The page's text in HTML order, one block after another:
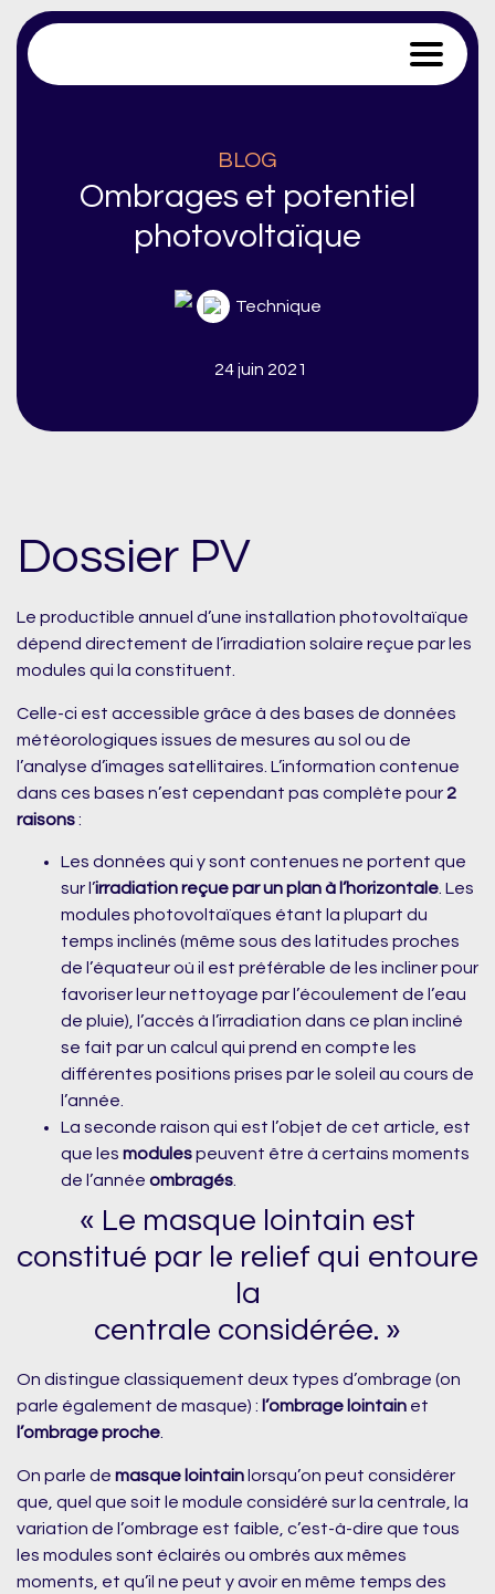
Trace Software
BLOG
Ombrages et potentiel
photovoltaïque
Technique
24 juin 2021
Dossier PV
Le productible annuel d’une installation photovoltaïque
dépend directement de l’irradiation solaire reçue par les
modules qui la constituent.
Celle-ci est accessible grâce à des bases de données
météorologiques issues de mesures au sol ou de
l’analyse d’images satellitaires. L’information contenue
dans ces bases n’est cependant pas complète pour 2
raisons:
Les données qui y sont contenues ne portent que
sur l’irradiation reçue par un plan à l’horizontale . Les
modules photovoltaïques étant la plupart du
temps inclinés (même sous des latitudes proches
de l’équateur où il est préférable de les incliner pour
favoriser leur nettoyage par l’écoulement de l’eau
de pluie), l’accès à l’irradiation dans ce plan incliné
se fait par un calcul qui prend en compte les
différentes positions prises par le soleil au cours de
l’année.
La seconde raison qui est l’objet de cet article, est
que les modulespeuvent être à certains moments
de l’année ombragés
« Le masque lointain est
constitué par le relief qui entoure
la
centrale considérée. »
On distingue classiquement deux types d’ombrage (on
parle également de masque) : l’ombrage lointain et
l’ombrage proche
On parle de masque lointainlorsqu’on peut considérer
que, quel que soit le module considéré sur la centrale, la
variation de l’ombrage est faible, c’est-à-dire que tous
les modules sont éclairés ou ombrés aux mêmes
moments, et qu’il ne peut y avoir en même temps des